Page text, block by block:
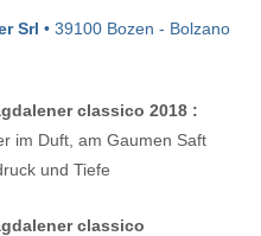
Srl • 39100 Bozen - Bolzano
classico 2018 :
im Duft, am Gaumen Saft
und Tiefe
classico